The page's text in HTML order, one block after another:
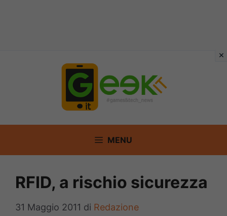
MENU
RFID, a rischio sicurezza
31 Maggio 2011 di Redazione